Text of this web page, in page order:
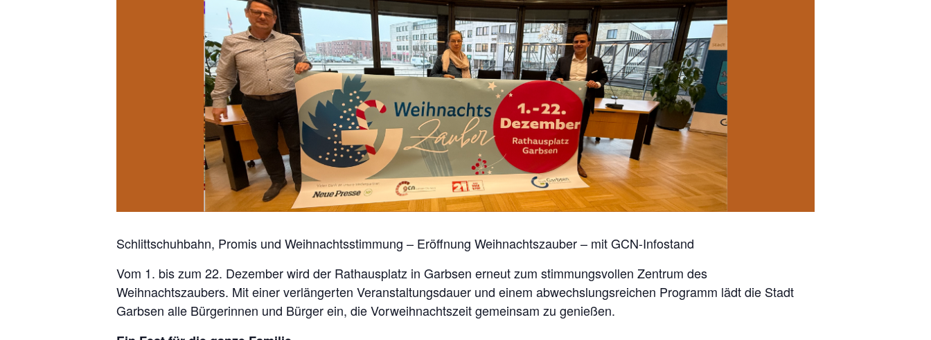
Schlittschuhbahn, Promis und Weihnachtsstimmung – Eröffnung Weihnachtszauber – mit GCN-Infostand
Vom 1. bis zum 22. Dezember wird der Rathausplatz in Garbsen erneut zum stimmungsvollen Zentrum des
Weihnachtszaubers. Mit einer verlängerten Veranstaltungsdauer und einem abwechslungsreichen Programm lädt die Stadt
Garbsen alle Bürgerinnen und Bürger ein, die Vorweihnachtszeit gemeinsam zu genießen.